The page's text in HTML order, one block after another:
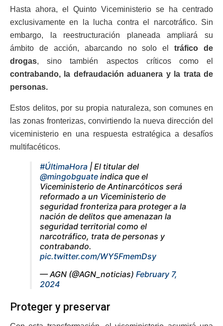
Hasta ahora, el Quinto Viceministerio se ha centrado
exclusivamente en la lucha contra el narcotráfico. Sin
embargo, la reestructuración planeada ampliará su
ámbito de acción, abarcando no solo el
tráfico de
drogas, sino también aspectos críticos como el
contrabando, la defraudación aduanera y la trata de
personas.
Estos delitos, por su propia naturaleza, son comunes en
las zonas fronterizas, convirtiendo la nueva dirección del
viceministerio en una respuesta estratégica a desafíos
multifacéticos.
#ÚltimaHora | El titular del
@mingobguate indica que el
Viceministerio de Antinarcóticos será
reformado a un Viceministerio de
seguridad fronteriza para proteger a la
nación de delitos que amenazan la
seguridad territorial como el
narcotráfico, trata de personas y
contrabando.
pic.twitter.com/WY5FmemDsy
— AGN (@AGN_noticias) February 7,
2024
Proteger y preservar